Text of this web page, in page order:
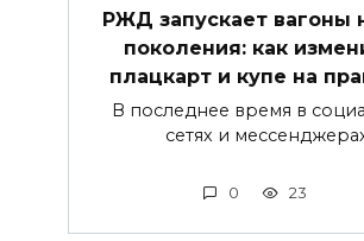
РЖД запускает вагоны
поколения: как
плацкарт и купе на
В последнее время в
сетях и
0 23